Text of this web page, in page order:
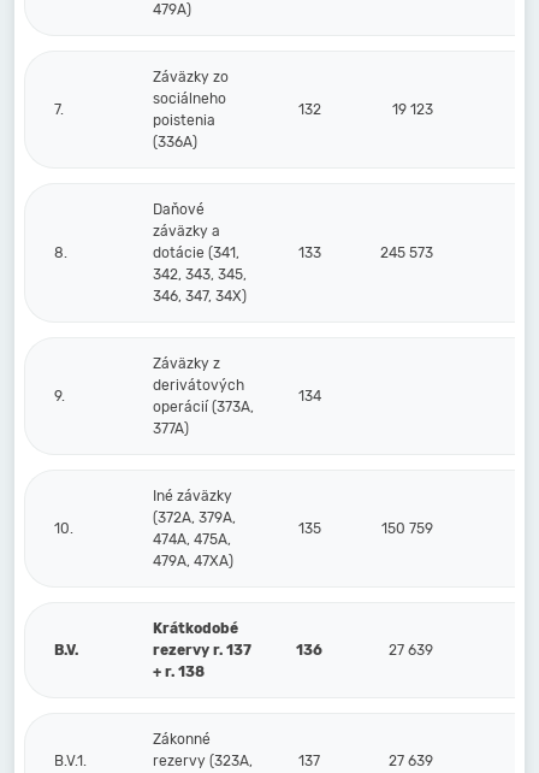
479A)
7.
Záväzky zo
sociálneho
poistenia
(336A)
132 19 123
8.
Daňové
záväzky a
dotácie (341,
342, 343, 345,
346, 347, 34X)
133 245 573
9.
Záväzky z
derivátových
operácií (373A,
377A)
134
10.
Iné záväzky
(372A, 379A,
474A, 475A,
479A, 47XA)
135 150 759
B.V.
Krátkodobé
rezervy r. 137
+ r. 138
136 27 639
B.V.1.
Zákonné
rezervy (323A,
137 27 639